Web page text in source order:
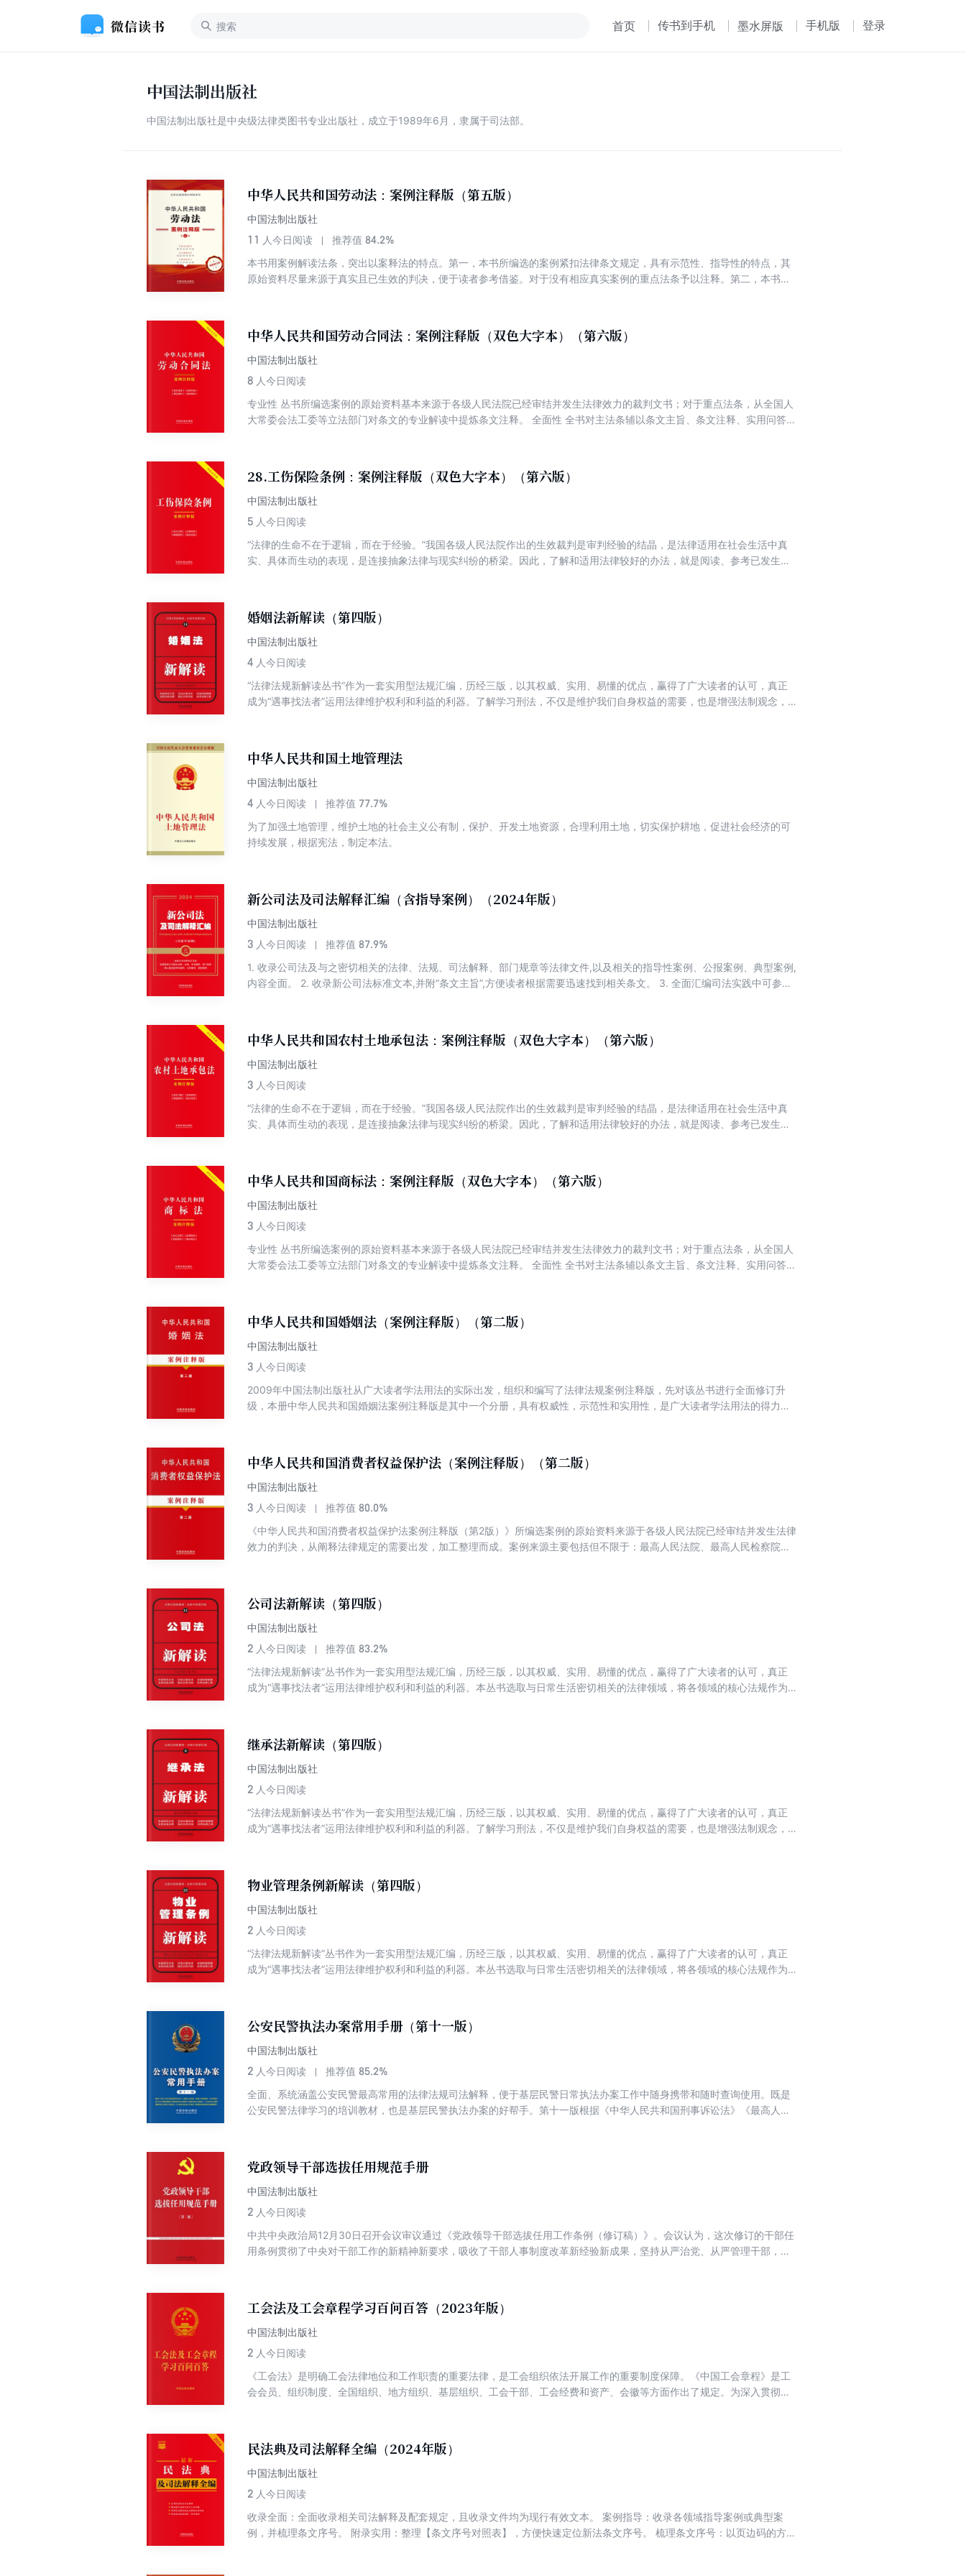
首页 传书到手机 墨水屏版 手机版 登录
中国法制出版社
中国法制出版社是中央级法律类图书专业出版社，成立于1989年6月，隶属于司法部。
中华人民共和国劳动法：案例注释版（第五版）
中国法制出版社
11 人今日阅读 推荐值 84.2%
本书用案例解读法条，突出以案释法的特点。第一，本书所编选的案例紧扣法律条文规定，具有示范性、指导性的特点，其
原始资料尽量来源于真实且已生效的判决，便于读者参考借鉴。对于没有相应真实案例的重点法条予以注释。第二，本书设
中华人民共和国劳动合同法：案例注释版（双色大字本）（第六版）
中国法制出版社
8 人今日阅读
专业性 丛书所编选案例的原始资料基本来源于各级人民法院已经审结并发生法律效力的裁判文书；对于重点法条，从全国人
大常委会法工委等立法部门对条文的专业解读中提炼条文注释。 全面性 全书对主法条辅以条文主旨、条文注释、实用问答、
律文件，以及相应的法律流程图表、文书等内容，方便读者查找和使用
28.工伤保险条例：案例注释版（双色大字本）（第六版）
中国法制出版社
5 人今日阅读
“法律的生命不在于逻辑，而在于经验。”我国各级人民法院作出的生效裁判是审判经验的结晶，是法律适用在社会生活中真
实、具体而生动的表现，是连接抽象法律与现实纠纷的桥梁。因此，了解和适用法律较好的办法，就是阅读、参考已发生并
婚姻法新解读（第四版）
中国法制出版社
4 人今日阅读
“法律法规新解读丛书”作为一套实用型法规汇编，历经三版，以其权威、实用、易懂的优点，赢得了广大读者的认可，真正
成为“遇事找法者”运用法律维护权利和利益的利器。了解学习刑法，不仅是维护我们自身权益的需要，也是增强法制观念，
失信、背信行为;加强社会治理，维护社会秩序等，对刑法的相关规定作了重要的修改补充。
中华人民共和国土地管理法
中国法制出版社
4 人今日阅读 推荐值 77.7%
为了加强土地管理，维护土地的社会主义公有制，保护、开发土地资源，合理利用土地，切实保护耕地，促进社会经济的可
持续发展，根据宪法，制定本法。
新公司法及司法解释汇编（含指导案例）（2024年版）
中国法制出版社
3 人今日阅读 推荐值 87.9%
1. 收录公司法及与之密切相关的法律、法规、司法解释、部门规章等法律文件,以及相关的指导性案例、公报案例、典型案例,
内容全面。 2. 收录新公司法标准文本,并附“条文主旨”,方便读者根据需要迅速找到相关条文。 3. 全面汇编司法实践中可参照
中华人民共和国农村土地承包法：案例注释版（双色大字本）（第六版）
中国法制出版社
3 人今日阅读
“法律的生命不在于逻辑，而在于经验。”我国各级人民法院作出的生效裁判是审判经验的结晶，是法律适用在社会生活中真
实、具体而生动的表现，是连接抽象法律与现实纠纷的桥梁。因此，了解和适用法律较好的办法，就是阅读、参考已发生并
中华人民共和国商标法：案例注释版（双色大字本）（第六版）
中国法制出版社
3 人今日阅读
专业性 丛书所编选案例的原始资料基本来源于各级人民法院已经审结并发生法律效力的裁判文书；对于重点法条，从全国人
大常委会法工委等立法部门对条文的专业解读中提炼条文注释。 全面性 全书对主法条辅以条文主旨、条文注释、实用问答、
律文件，以及相应的法律流程图表、文书等内容，方便读者查找和使用。
中华人民共和国婚姻法（案例注释版）（第二版）
中国法制出版社
3 人今日阅读
2009年中国法制出版社从广大读者学法用法的实际出发，组织和编写了法律法规案例注释版，先对该丛书进行全面修订升
级，本册中华人民共和国婚姻法案例注释版是其中一个分册，具有权威性，示范性和实用性，是广大读者学法用法的得力助
中华人民共和国消费者权益保护法（案例注释版）（第二版）
中国法制出版社
3 人今日阅读 推荐值 80.0%
《中华人民共和国消费者权益保护法案例注释版（第2版）》所编选案例的原始资料来源于各级人民法院已经审结并发生法律
效力的判决，从阐释法律规定的需要出发，加工整理而成。案例来源主要包括但不限于：最高人民法院、最高人民检察院公
公司法新解读（第四版）
中国法制出版社
2 人今日阅读 推荐值 83.2%
“法律法规新解读”丛书作为一套实用型法规汇编，历经三版，以其权威、实用、易懂的优点，赢得了广大读者的认可，真正
成为“遇事找法者”运用法律维护权利和利益的利器。本丛书选取与日常生活密切相关的法律领域，将各领域的核心法规作为
员会第六次会议《关于修改〈中华人民共和国海洋环境保护法〉等七部法律的决定》第三次修正。
继承法新解读（第四版）
中国法制出版社
2 人今日阅读
“法律法规新解读丛书”作为一套实用型法规汇编，历经三版，以其权威、实用、易懂的优点，赢得了广大读者的认可，真正
成为“遇事找法者”运用法律维护权利和利益的利器。了解学习刑法，不仅是维护我们自身权益的需要，也是增强法制观念，
惩治失信、背信行为;加强社会治理，维护社会秩序等，对刑法的相关规定作了重要的修改补充。
物业管理条例新解读（第四版）
中国法制出版社
2 人今日阅读
“法律法规新解读”丛书作为一套实用型法规汇编，历经三版，以其权威、实用、易懂的优点，赢得了广大读者的认可，真正
成为“遇事找法者”运用法律维护权利和利益的利器。本丛书选取与日常生活密切相关的法律领域，将各领域的核心法规作为
2016年1月13日国务院第119次常务会议通过，现予公布，自公布之日起2016年3月1日施行。根据决定第三十五条之规定，
删去《物业管理条例》第三十三条、第六十一条。
公安民警执法办案常用手册（第十一版）
中国法制出版社
2 人今日阅读 推荐值 85.2%
全面、系统涵盖公安民警最高常用的法律法规司法解释，便于基层民警日常执法办案工作中随身携带和随时查询使用。既是
公安民警法律学习的培训教材，也是基层民警执法办案的好帮手。第十一版根据《中华人民共和国刑事诉讼法》《最高人民
作性规范的比重，增加了一些公安民警应知应会的常用法规和规范，以使本书更贴近办案实践。本书将根据国家法律法规和
相关部门规章、规范性文件的公布情况实时修订。
党政领导干部选拔任用规范手册
中国法制出版社
2 人今日阅读
中共中央政治局12月30日召开会议审议通过《党政领导干部选拔任用工作条例（修订稿）》。会议认为，这次修订的干部任
用条例贯彻了中央对干部工作的新精神新要求，吸收了干部人事制度改革新经验新成果，坚持从严治党、从严管理干部，坚
的规定，方便读者学习。
工会法及工会章程学习百问百答（2023年版）
中国法制出版社
2 人今日阅读
《工会法》是明确工会法律地位和工作职责的重要法律，是工会组织依法开展工作的重要制度保障。《中国工会章程》是工
会会员、组织制度、全国组织、地方组织、基层组织、工会干部、工会经费和资产、会徽等方面作出了规定。为深入贯彻学
民法典及司法解释全编（2024年版）
中国法制出版社
2 人今日阅读
收录全面：全面收录相关司法解释及配套规定，且收录文件均为现行有效文本。 案例指导：收录各领域指导案例或典型案
例，并梳理条文序号。 附录实用：整理【条文序号对照表】，方便快速定位新法条文序号。 梳理条文序号：以页边码的方